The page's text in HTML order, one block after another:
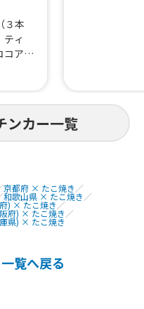
３本
ティ
コア、
ク肉
、
阪
テラ4
梅ポ
フ
冷や
台牛
、た
ンカー一覧
京都府 × たこ焼き ／
和歌山県 × たこ焼き ／
) × たこ焼き ／
府) × たこ焼き ／
県) × たこ焼き
覧へ戻る